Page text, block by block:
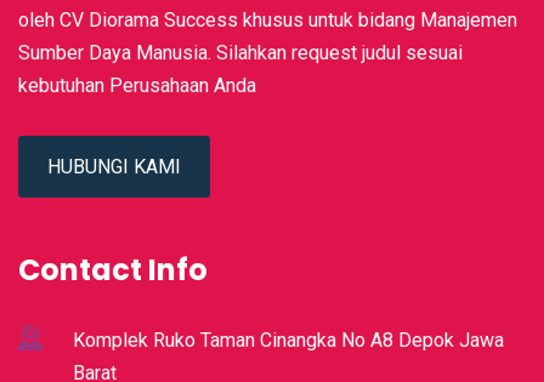
oleh CV Diorama Success khusus untuk bidang Manajemen
Sumber Daya Manusia. Silahkan request judul sesuai
kebutuhan Perusahaan Anda
HUBUNGI KAMI
Contact Info
Komplek Ruko Taman Cinangka No A8 Depok Jawa
Barat